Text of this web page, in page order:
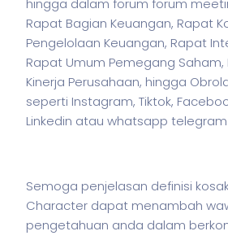
hingga dalam forum forum
Rapat Bagian Keuangan, Rapat
Pengelolaan Keuangan, Rapat
Rapat Umum Pemegang Saham,
Kinerja Perusahaan, hingga
seperti Instagram, Tiktok,
Linkedin atau whatsapp
Semoga penjelasan definisi
Character dapat menambah
pengetahuan anda dalam